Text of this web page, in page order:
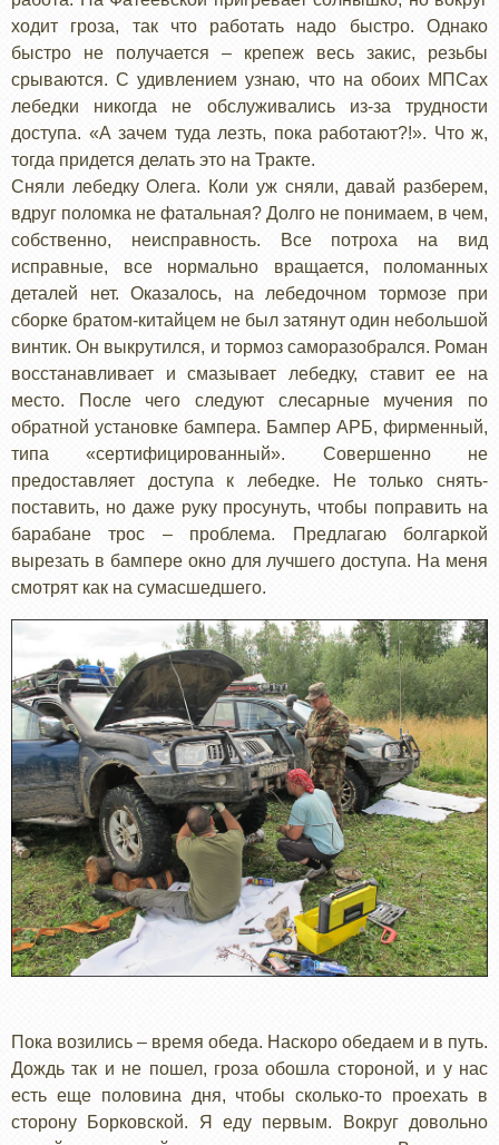
ходит гроза, так что работать надо быстро. Однако
быстро не получается – крепеж весь закис, резьбы
срываются. С удивлением узнаю, что на обоих МПСах
лебедки никогда не обслуживались из-за трудности
доступа. «А зачем туда лезть, пока работают?!». Что ж,
тогда придется делать это на Тракте.
Сняли лебедку Олега. Коли уж сняли, давай разберем,
вдруг поломка не фатальная? Долго не понимаем, в чем,
собственно, неисправность. Все потроха на вид
исправные, все нормально вращается, поломанных
деталей нет. Оказалось, на лебедочном тормозе при
сборке братом-китайцем не был затянут один небольшой
винтик. Он выкрутился, и тормоз саморазобрался. Роман
восстанавливает и смазывает лебедку, ставит ее на
место. После чего следуют слесарные мучения по
обратной установке бампера. Бампер АРБ, фирменный,
типа «сертифицированный». Совершенно не
предоставляет доступа к лебедке. Не только снять-
поставить, но даже руку просунуть, чтобы поправить на
барабане трос – проблема. Предлагаю болгаркой
вырезать в бампере окно для лучшего доступа. На меня
смотрят как на сумасшедшего.
Пока возились – время обеда. Наскоро обедаем и в путь.
Дождь так и не пошел, гроза обошла стороной, и у нас
есть еще половина дня, чтобы сколько-то проехать в
сторону Борковской. Я еду первым. Вокруг довольно